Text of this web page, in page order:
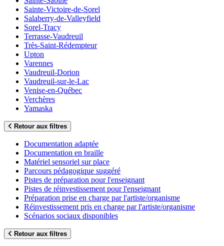
Sainte-Victoire-de-Sorel
Salaberry-de-Valleyfield
Sorel-Tracy
Terrasse-Vaudreuil
Très-Saint-Rédempteur
Upton
Varennes
Vaudreuil-Dorion
Vaudreuil-sur-le-Lac
Venise-en-Québec
Verchères
Yamaska
Retour aux filtres
Documentation adaptée
Documentation en braille
Matériel sensoriel sur place
Parcours pédagogique suggéré
Pistes de préparation pour l'enseignant
Pistes de réinvestissement pour l'enseignant
Préparation prise en charge par l'artiste/organisme
Réinvestissement pris en charge par l'artiste/organisme
Scénarios sociaux disponibles
Retour aux filtres